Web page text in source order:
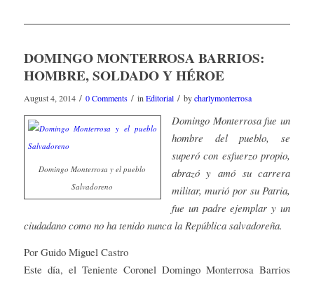
DOMINGO MONTERROSA BARRIOS:
HOMBRE, SOLDADO Y HÉROE
August 4, 2014 / 0 Comments / inEditorial / bycharlymonterrosa
Domingo Monterrosa y el pueblo
Salvadoreno
Domingo Monterrosa fue un
hombre del pueblo, se
superó con esfuerzo propio,
abrazó y amó su carrera
militar, murió por su Patria,
fue un padre ejemplar y un
ciudadano como no ha tenido nunca la República salvadoreña.
Por Guido Miguel Castro
Este día, el Teniente Coronel Domingo Monterrosa Barrios